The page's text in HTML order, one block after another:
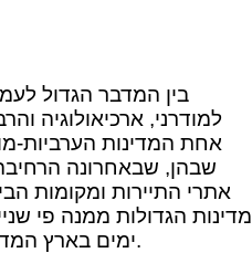
בין המדבר הגדול
למודרני, ארכיאולוגיה
אחת המדינות הערביות-
שבהן, שבאחרונה
אתרי התיירות ומקומות
מדינות הגדולות ממנה פי
ימים בארץ המדברית והירוקה הזו נחשב לבלתי מספיק.